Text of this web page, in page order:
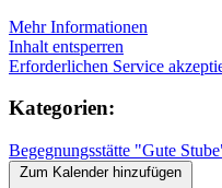
Mehr Informationen
Inhalt entsperren
Erforderlichen Service
Kategorien:
Begegnungsstätte "Gute